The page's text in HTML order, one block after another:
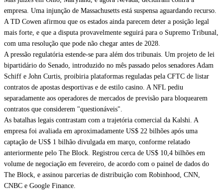
empresa. Uma injunção de Massachusetts está suspensa aguardando recurso.
A TD Cowen afirmou que os estados ainda parecem deter a posição legal
mais forte, e que a disputa provavelmente seguirá para o Supremo Tribunal,
com uma resolução que pode não chegar antes de 2028.
A pressão regulatória estende-se para além dos tribunais. Um projeto de lei
bipartidário do Senado, introduzido no mês passado pelos senadores Adam
Schiff e John Curtis, proibiria plataformas reguladas pela CFTC de listar
contratos de apostas desportivas e de estilo casino. A NFL pediu
separadamente aos operadores de mercados de previsão para bloquearem
contratos que considerem "questionáveis".
As batalhas legais contrastam com a trajetória comercial da Kalshi. A
empresa foi avaliada em aproximadamente US$ 22 bilhões após uma
captação de US$ 1 bilhão divulgada em março, conforme relatado
anteriormente pelo The Block. Registrou cerca de US$ 10,4 bilhões em
volume de negociação em fevereiro, de acordo com o painel de dados do
The Block, e assinou parcerias de distribuição com Robinhood, CNN,
CNBC e Google Finance.